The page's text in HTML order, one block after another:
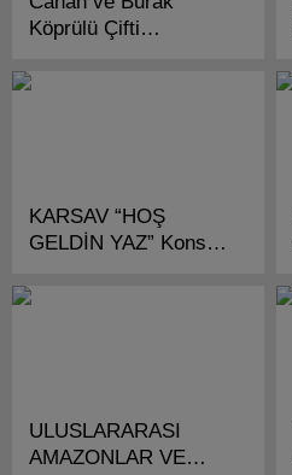
Köprülü Çifti
KARSAV “HOŞ
GELDİN YAZ” Konseri
Buluşturuyor!…
ULUSLARARASI
AMAZONLAR VE